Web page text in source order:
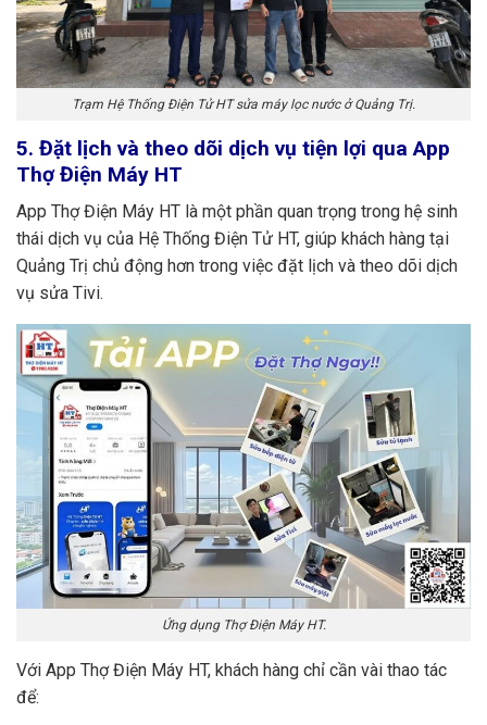
Trạm Hệ Thống Điện Tử HT sửa máy lọc nước ở Quảng Trị.
5. Đặt lịch và theo dõi dịch vụ tiện lợi qua App
Thợ Điện Máy HT
App Thợ Điện Máy HT là một phần quan trọng trong hệ sinh
thái dịch vụ của Hệ Thống Điện Tử HT, giúp khách hàng tại
Quảng Trị chủ động hơn trong việc đặt lịch và theo dõi dịch
vụ sửa Tivi.
Ứng dụng Thợ Điện Máy HT.
Với App Thợ Điện Máy HT, khách hàng chỉ cần vài thao tác
để: